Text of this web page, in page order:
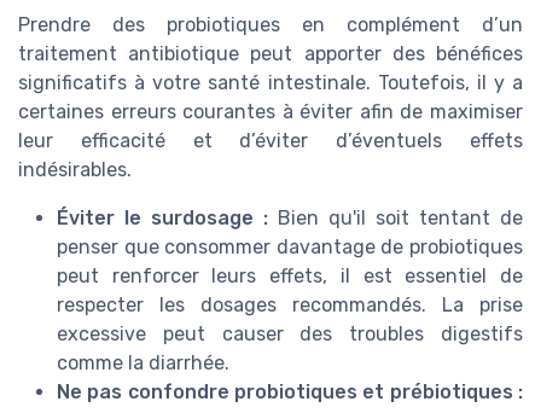
Prendre des probiotiques en complément d’un
traitement antibiotique peut apporter des bénéfices
significatifs à votre santé intestinale. Toutefois, il y a
certaines erreurs courantes à éviter afin de maximiser
leur efficacité et d’éviter d’éventuels effets
indésirables.
Éviter le surdosage : Bien qu'il soit tentant de
penser que consommer davantage de probiotiques
peut renforcer leurs effets, il est essentiel de
respecter les dosages recommandés. La prise
excessive peut causer des troubles digestifs
comme la diarrhée.
Ne pas confondre probiotiques et prébiotiques :